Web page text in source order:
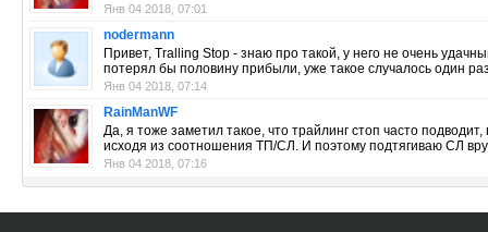
Янв 04 2018, 07:01
nodermann
Привет, Tralling Stop - знаю про такой, у него не очень
потерял бы половину прибыли, уже такое случалось один
Янв 04 2018, 07:14
RainManWF
Да, я тоже заметил такое, что трайлинг стоп часто
исходя из соотношения ТП/СЛ. И поэтому подтягиваю СЛ
Янв 04 2018, 07:16